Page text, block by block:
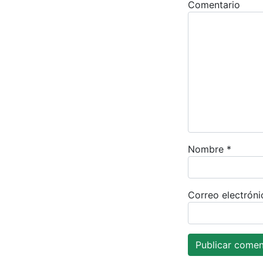
Comentario
Nombre *
Correo